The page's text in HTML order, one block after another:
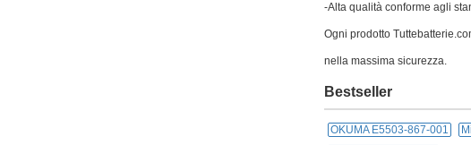
-Alta qualità conforme agli
Ogni prodotto
nella massima sicurezza.
Bestseller
OKUMA E5503-867-001